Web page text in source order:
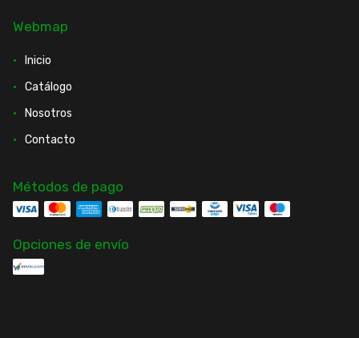
Webmap
Inicio
Catálogo
Nosotros
Contacto
Métodos de pago
Opciones de envío